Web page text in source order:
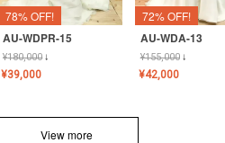
78% OFF!
AU-WDPR-15
¥180,000↓
¥39,000
72% OFF!
AU-WDA-13
¥155,000↓
¥42,000
View more